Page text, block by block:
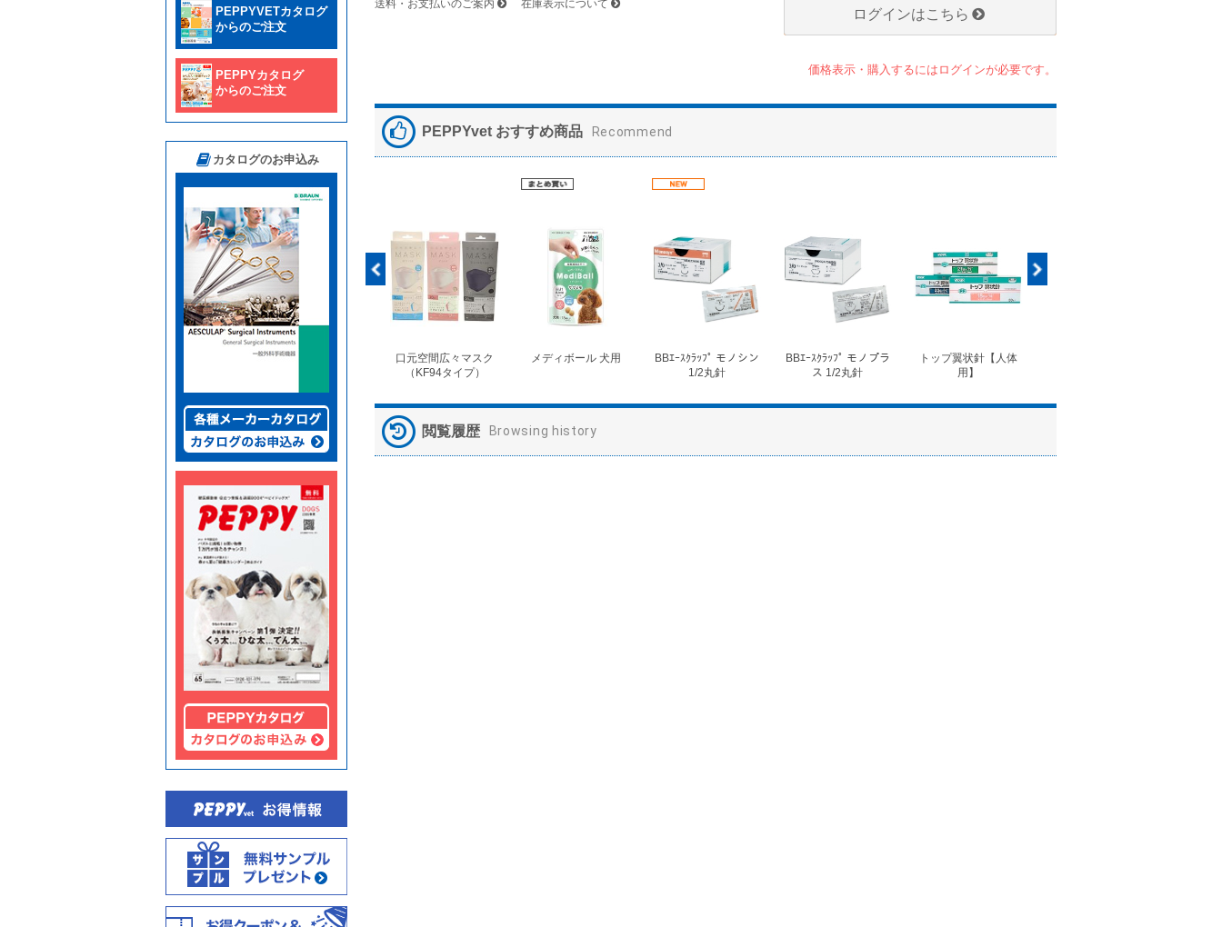
PEPPYVETカタログ
からのご注文
PEPPYカタログ
からのご注文
カタログのお申込み
送料・お支払いのご案内 在庫表示について
ログインはこちら
価格表示・購入するにはログインが必要です。
PEPPYvet おすすめ商品 Recommend
ペピイマジカルシーツ
口元空間広々マスク
（KF94タイプ）
メディボール 犬用
BBｴｰｽｸﾗｯﾌﾟ モノシン
1/2丸針
BBｴｰｽｸﾗｯﾌﾟ モノプラ
ス 1/2丸針
トップ翼状針【人体
用】
閲覧履歴 Browsing history